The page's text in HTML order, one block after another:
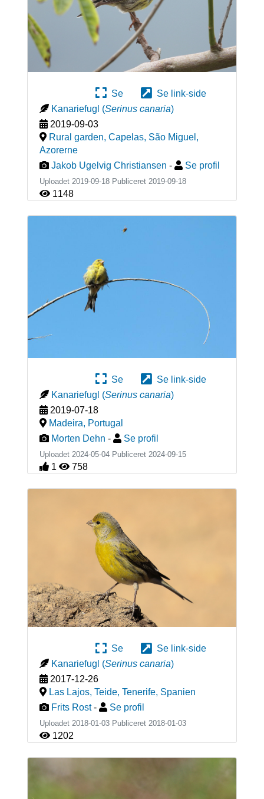
Se
Se link-side
Kanariefugl (Serinus canaria)
2019-09-03
Rural garden, Capelas, São Miguel ,
Azorerne
Jakob Ugelvig Christiansen - Se profil
Uploadet 2019-09-18 Publiceret 2019-09-18
1148
Se
Se link-side
Kanariefugl (Serinus canaria)
2019-07-18
Madeira, Portugal
Morten Dehn - Se profil
Uploadet 2024-05-04 Publiceret 2024-09-15
1 758
Se
Se link-side
Kanariefugl (Serinus canaria)
2017-12-26
Las Lajos, Teide, Tenerife, Spanien
Frits Rost - Se profil
Uploadet 2018-01-03 Publiceret 2018-01-03
1202